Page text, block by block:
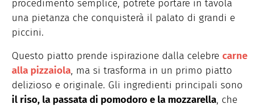
procedimento semplice, potrete portare in tavola
una pietanza che conquisterà il palato di grandi e
piccini.
Questo piatto prende ispirazione dalla celebre carne
alla pizzaiola, ma si trasforma in un primo piatto
delizioso e originale. Gli ingredienti principali sono
il riso, la passata di pomodoro e la mozzarella, che